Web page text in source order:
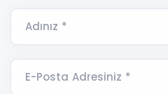
Adınız *
E-Posta Adresiniz *